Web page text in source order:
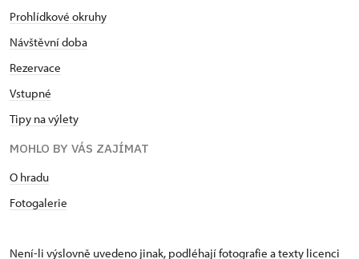
Prohlídkové okruhy
Návštěvní doba
Rezervace
Vstupné
Tipy na výlety
MOHLO BY VÁS ZAJÍMAT
O hradu
Fotogalerie
Není-li výslovně uvedeno jinak, podléhají fotografie a texty licenci